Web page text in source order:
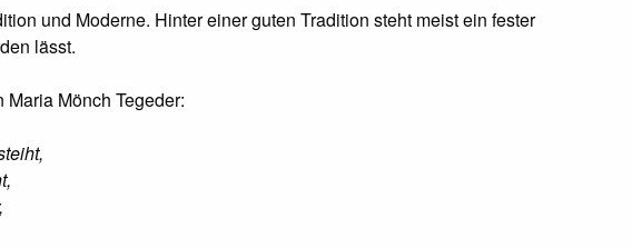
und Moderne. Hinter einer guten Tradition steht meist ein fester
lässt.
Mönch Tegeder: